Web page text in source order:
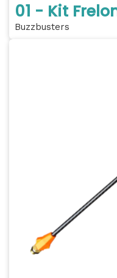
01 - Kit
Buzzbusters